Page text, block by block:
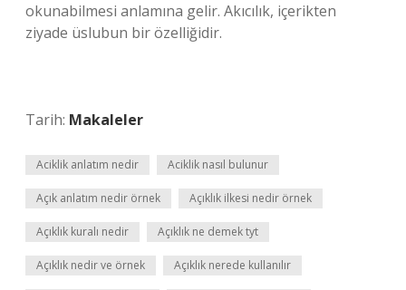
okunabilmesi anlamına gelir. Akıcılık, içerikten
ziyade üslubun bir özelliğidir.
Tarih: Makaleler
Aciklik anlatım nedir Aciklik nasıl bulunur
Açık anlatım nedir örnek Açıklık ilkesi nedir örnek
Açıklık kuralı nedir Açıklık ne demek tyt
Açıklık nedir ve örnek Açıklık nerede kullanılır